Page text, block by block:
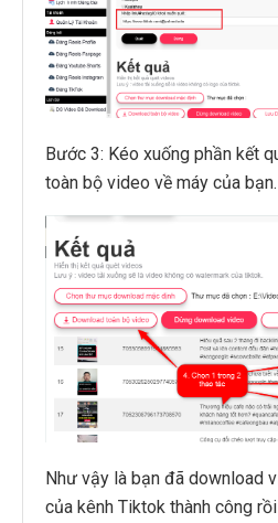
Bước 3: Kéo xuống phần kết
toàn bộ video về máy của bạn.
Như vậy là bạn đã download
của kênh Tiktok thành công